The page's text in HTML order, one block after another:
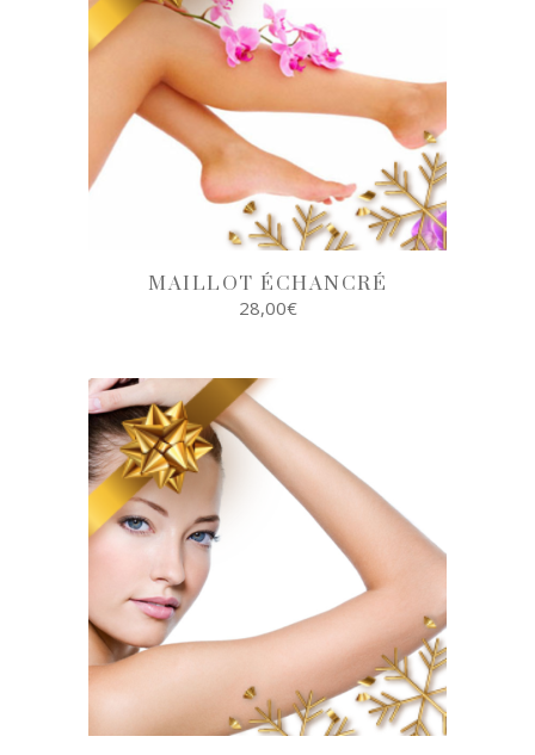
MAILLOT ÉCHANCRÉ
28,00€
AJOUTER AU
PANIER